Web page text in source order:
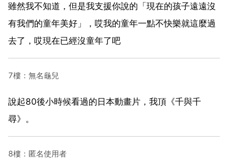
雖然我不知道，但是我支援你說的「現在的孩子遠遠沒
有我們的童年美好」，哎我的童年一點不快樂就這麼過
去了，哎現在已經沒童年了吧
7樓：無名龜兒
說起80後小時候看過的日本動畫片，我頂《千與千
尋》。
8樓：匿名使用者